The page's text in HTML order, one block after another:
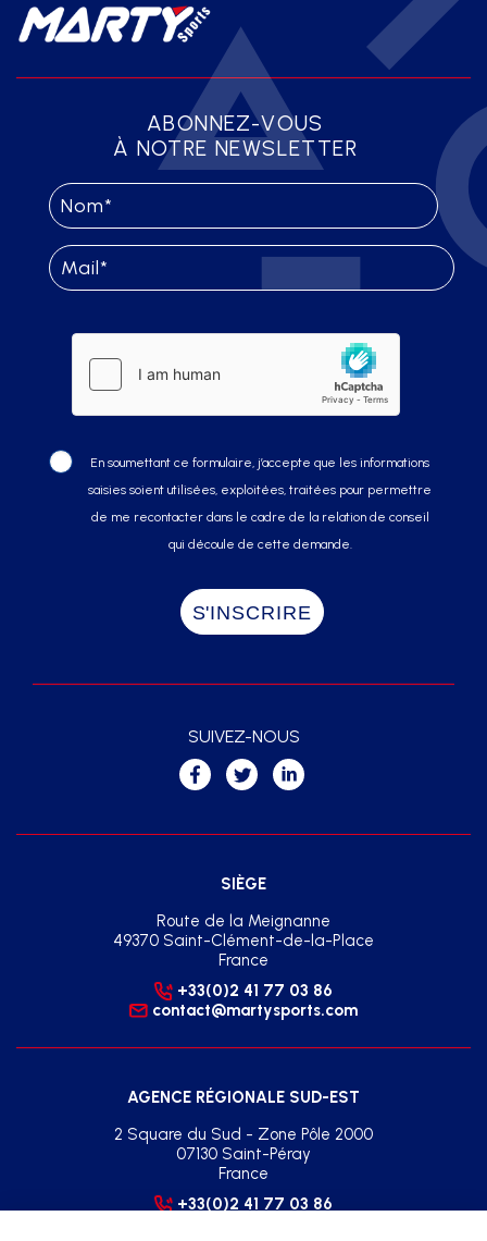
ABONNEZ-VOUS
À NOTRE NEWSLETTER
En soumettant ce formulaire, j’accepte que les informations
saisies soient utilisées, exploitées, traitées pour permettre
de me recontacter dans le cadre de la relation de conseil
qui découle de cette demande.
SIÈGE
Route de la Meignanne
49370 Saint-Clément-de-la-Place
France
+33(0)2 41 77 03 86
contact@martysports.com
AGENCE RÉGIONALE SUD-EST
2 Square du Sud - Zone Pôle 2000
07130 Saint-Péray
France
+33(0)2 41 77 03 86
SUIVEZ-NOUS